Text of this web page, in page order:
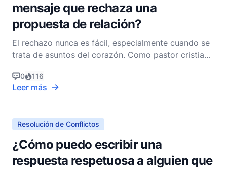
mensaje que rechaza una
propuesta de relación?
El rechazo nunca es fácil, especialmente cuando se
trata de asuntos del corazón. Como pastor cristiano
conlleva una propuesta de relación que es
rechazada. Sin embargo, cómo respondas a tal
situación puede ser un testimonio de tu fe, madurez
y caráct
0 116
Leer más
Resolución de Conflictos
¿Cómo puedo escribir una
respuesta respetuosa a alguien que